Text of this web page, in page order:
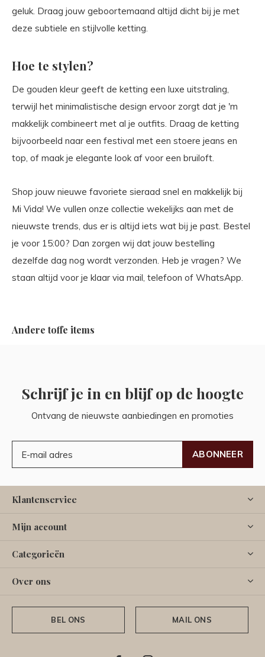
geluk. Draag jouw geboortemaand altijd dicht bij je met
deze subtiele en stijlvolle ketting.
Hoe te stylen?
De gouden kleur geeft de ketting een luxe uitstraling,
terwijl het minimalistische design ervoor zorgt dat je 'm
makkelijk combineert met al je outfits. Draag de ketting
bijvoorbeeld naar een festival met een stoere jeans en
top, of maak je elegante look af voor een bruiloft.
Shop jouw nieuwe favoriete sieraad snel en makkelijk bij
Mi Vida! We vullen onze collectie wekelijks aan met de
nieuwste trends, dus er is altijd iets wat bij je past. Bestel
je voor 15:00? Dan zorgen wij dat jouw bestelling
dezelfde dag nog wordt verzonden. Heb je vragen? We
staan altijd voor je klaar via mail, telefoon of WhatsApp.
Andere toffe items
Schrijf je in en blijf op de hoogte
Ontvang de nieuwste aanbiedingen en promoties
ABONNEER
Klantenservice
Mijn account
Categorieën
Over ons
BEL ONS MAIL ONS